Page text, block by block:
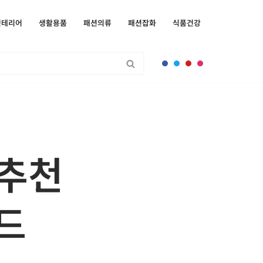
리어 생활용품 패션의류 패션잡화 식품건강
천